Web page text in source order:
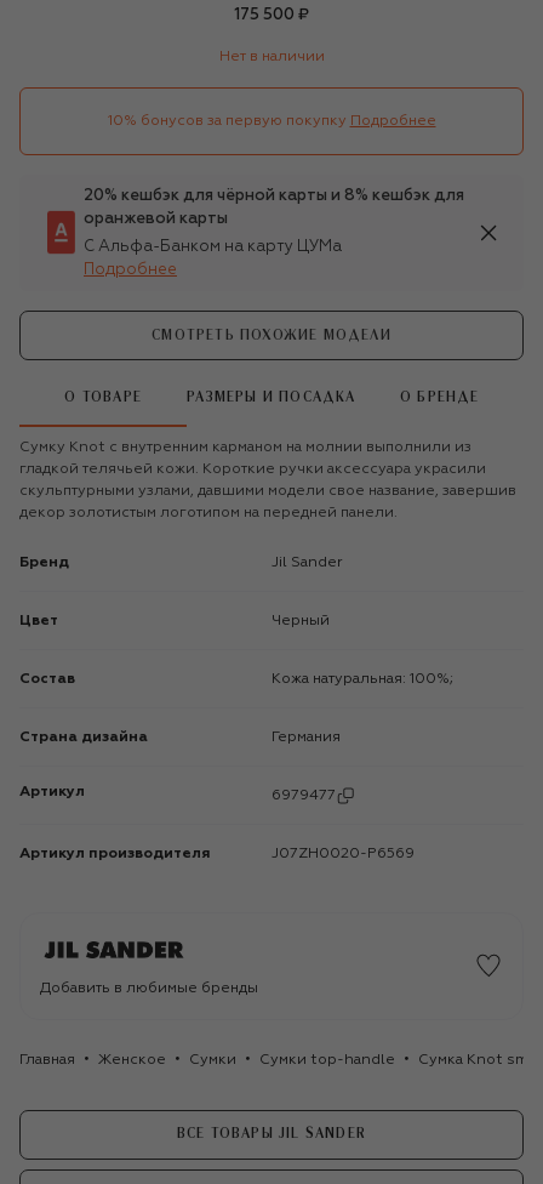
175 500 ₽
Нет в наличии
10% бонусов за первую покупку Подробнее
20% кешбэк для чёрной карты и 8% кешбэк для
оранжевой карты
С Альфа-Банком на карту ЦУМа
Подробнее
СМОТРЕТЬ ПОХОЖИЕ МОДЕЛИ
О ТОВАРЕ РАЗМЕРЫ И ПОСАДКА О БРЕНДЕ
Сумку Knot с внутренним карманом на молнии выполнили из
гладкой телячьей кожи. Короткие ручки аксессуара украсили
скульптурными узлами, давшими модели свое название, завершив
декор золотистым логотипом на передней панели.
Бренд Jil Sander
Цвет Черный
Состав Кожа натуральная: 100%;
Страна дизайна Германия
Артикул 6979477
Артикул производителя J07ZH0020-P6569
Добавить в любимые бренды
Главная Женское Сумки Сумки top-handle Сумка Knot
ВСЕ ТОВАРЫ JIL SANDER